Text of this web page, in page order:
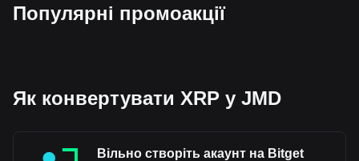
Популярні промоакції
Як конвертувати XRP у JMD
Вільно створіть акаунт на Bitget